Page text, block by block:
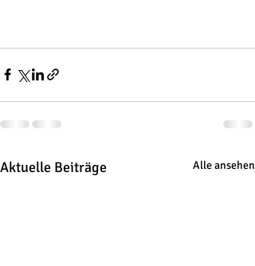
Aktuelle Beiträge Alle ansehen